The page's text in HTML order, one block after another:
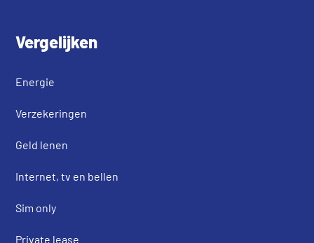
Vergelijken
Energie
Verzekeringen
Geld lenen
Internet, tv en bellen
Sim only
Private lease